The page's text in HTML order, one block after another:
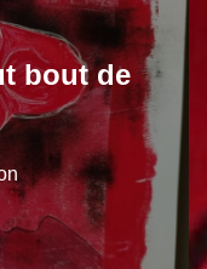
bout de